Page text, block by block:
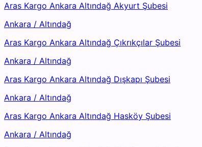
Aras Kargo Ankara Altındağ Akyurt Şubesi
Ankara / Altındağ
Aras Kargo Ankara Altındağ Çıkrıkçılar Şubesi
Ankara / Altındağ
Aras Kargo Ankara Altındağ Dışkapı Şubesi
Ankara / Altındağ
Aras Kargo Ankara Altındağ Hasköy Şubesi
Ankara / Altındağ